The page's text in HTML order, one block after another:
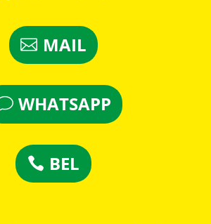
MAIL
WHATSAPP
BEL